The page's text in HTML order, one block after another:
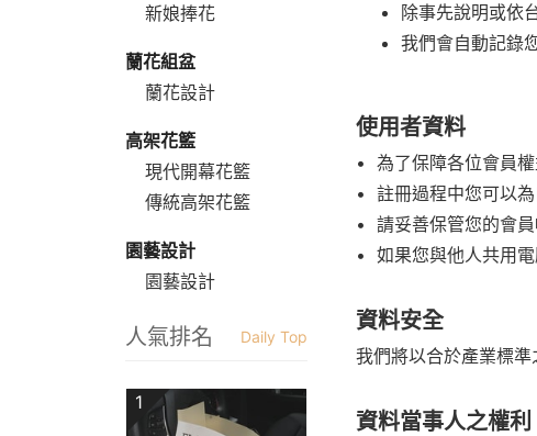
新娘捧花
蘭花組盆
蘭花設計
高架花籃
現代開幕花籃
傳統高架花籃
園藝設計
園藝設計
人氣排名 Daily Top
1
除事先說明或依
我們會自動記錄
使用者資料
• 為了保障各位會員
• 註冊過程中您可以
• 請妥善保管您的會
• 如果您與他人共用
資料安全
我們將以合於產業標
資料當事人之權利